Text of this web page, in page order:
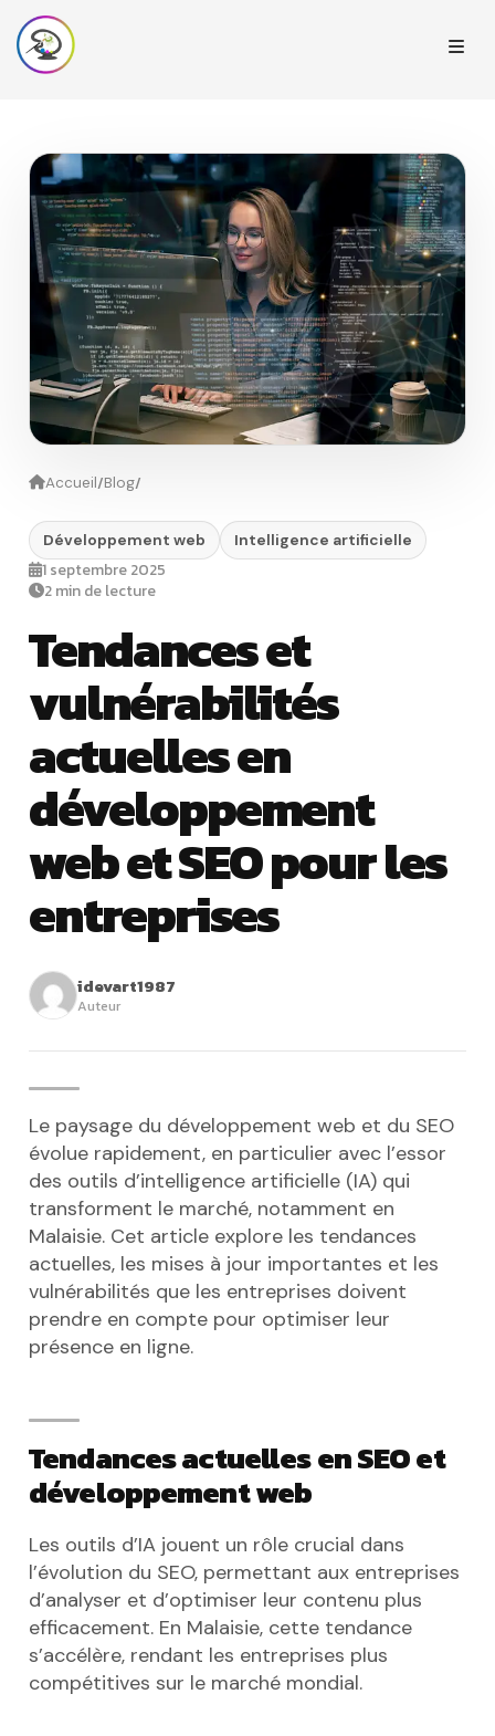
Accueil/Blog/
Développement web Intelligence artificielle
1 septembre 2025
2 min de lecture
Tendances et
vulnérabilités
actuelles en
développement
web et SEO pour les
entreprises
idevart1987
Auteur
Le paysage du développement web et du SEO
évolue rapidement, en particulier avec l’essor
des outils d’intelligence artificielle (IA) qui
transforment le marché, notamment en
Malaisie. Cet article explore les tendances
actuelles, les mises à jour importantes et les
vulnérabilités que les entreprises doivent
prendre en compte pour optimiser leur
présence en ligne.
Tendances actuelles en SEO et
développement web
Les outils d’IA jouent un rôle crucial dans
l’évolution du SEO, permettant aux entreprises
d’analyser et d’optimiser leur contenu plus
efficacement. En Malaisie, cette tendance
s’accélère, rendant les entreprises plus
compétitives sur le marché mondial.